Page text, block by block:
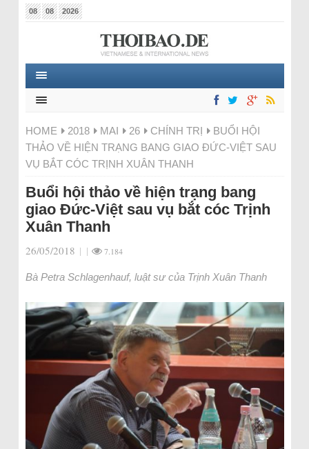
08 08 2026
HOME 2018 MAI 26 CHÍNH TRỊ
BUỔI HỘI
THẢO VỀ HIỆN TRẠNG BANG GIAO ĐỨC-VIỆT SAU
VỤ BẮT CÓC TRỊNH XUÂN THANH
Buổi hội thảo về hiện trạng bang
giao Đức-Việt sau vụ bắt cóc Trịnh
Xuân Thanh
26/05/2018 | | 7.184
Bà Petra Schlagenhauf, luật sư của Trịnh Xuân Thanh